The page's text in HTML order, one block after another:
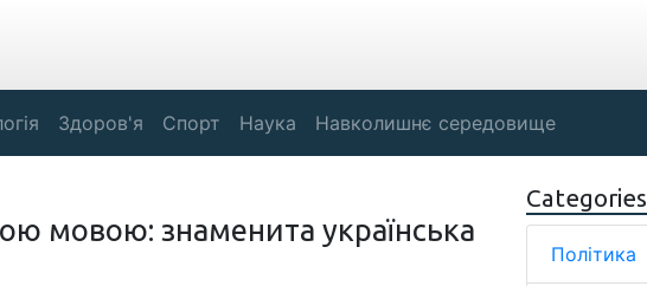
Здоров'я Спорт Наука Навколишнє середовище
мовою: знаменита українська
Categories
Політика